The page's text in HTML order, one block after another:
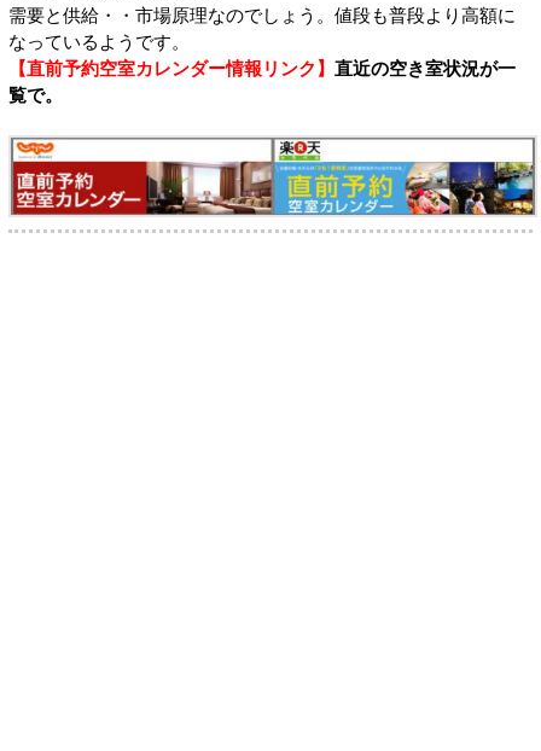
需要と供給・・市場原理なのでしょう。値段も普段より高額に
なっているようです。
【直前予約空室カレンダー情報リンク】 直近の空き室状況が一
覧で。